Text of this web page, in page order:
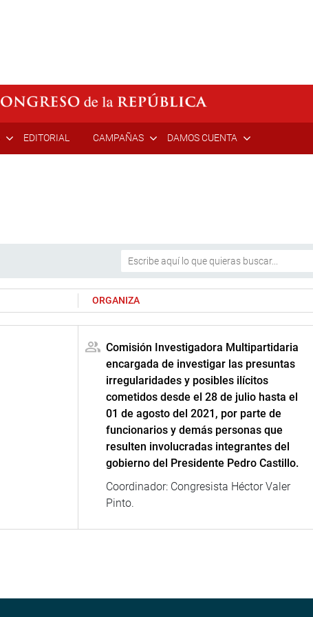
EDITORIAL CAMPAÑAS DAMOS CUENTA
ORGANIZA
Comisión Investigadora Multipartidaria
encargada de investigar las presuntas
irregularidades y posibles ilícitos
cometidos desde el 28 de julio hasta el
01 de agosto del 2021, por parte de
funcionarios y demás personas que
resulten involucradas integrantes del
gobierno del Presidente Pedro Castillo.
Coordinador: Congresista Héctor Valer
Pinto.